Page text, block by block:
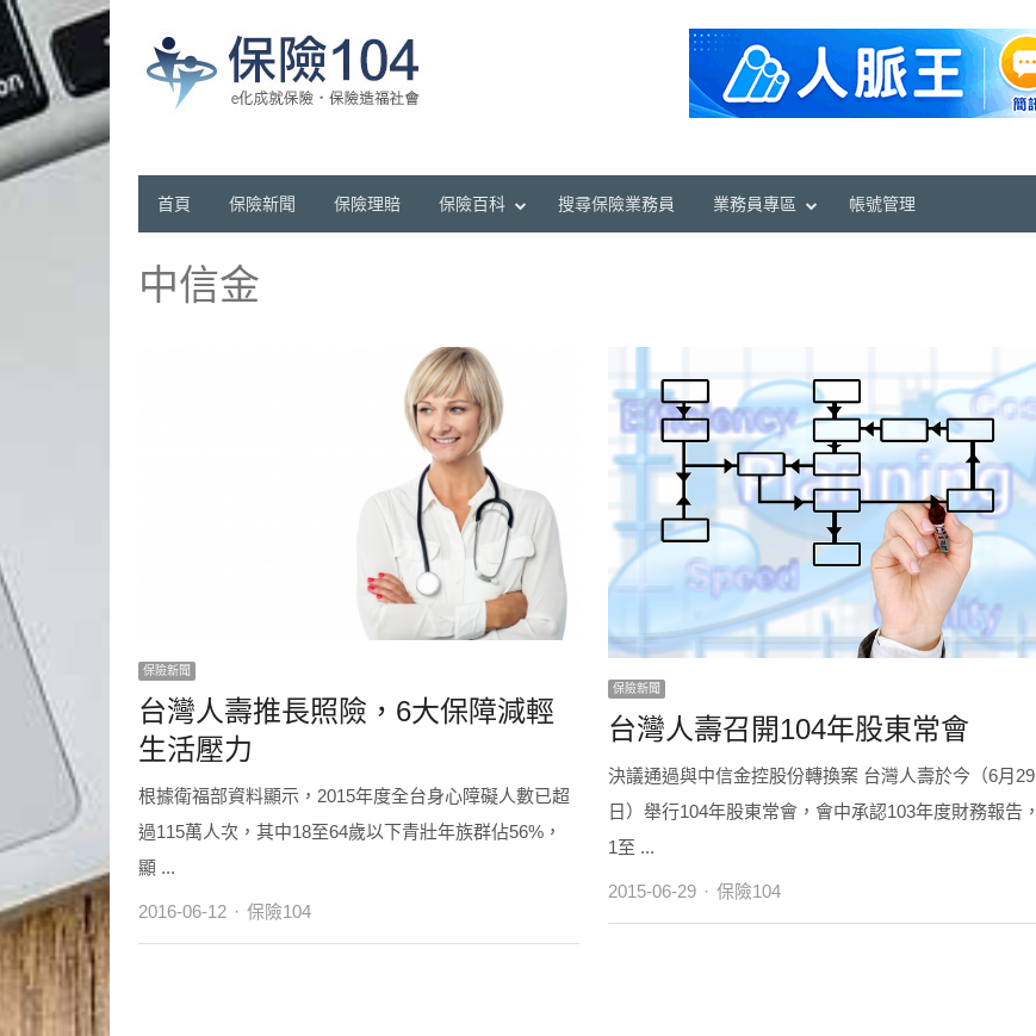
首頁 保險新聞 保險理賠 保險百科 搜尋保險業務員 業務員專區 帳號管理
中信金
保險新聞
台灣人壽推長照險，6大保障減輕
生活壓力
根據衛福部資料顯示，2015年度全台身心障礙人數已超
過115萬人次，其中18至64歲以下青壯年族群佔56%，
顯 ...
2016-06-12 Author
保險104
保險新聞
台灣人壽召開104年股東常會
決議通過與中信金控股份轉換案 台灣人壽於今（6月29
日）舉行104年股東常會，會中承認103年度財務報告，
1至 ...
2015-06-29 Author
保險104